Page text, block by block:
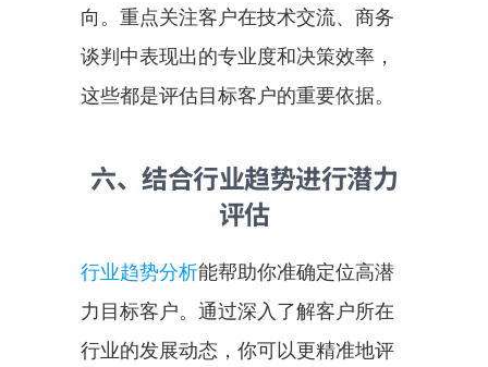
向。重点关注客户在技术交流、商务
谈判中表现出的专业度和决策效率，
这些都是评估目标客户的重要依据。
六、结合行业趋势进行潜力
评估
行业趋势分析能帮助你准确定位高潜
力目标客户。通过深入了解客户所在
行业的发展动态，你可以更精准地评